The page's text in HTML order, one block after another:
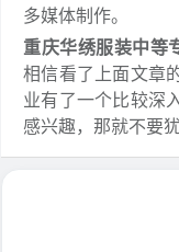
多媒体制作。
重庆华绣服装中等
相信看了上面文章
业有了一个比较深
感兴趣，那就不要